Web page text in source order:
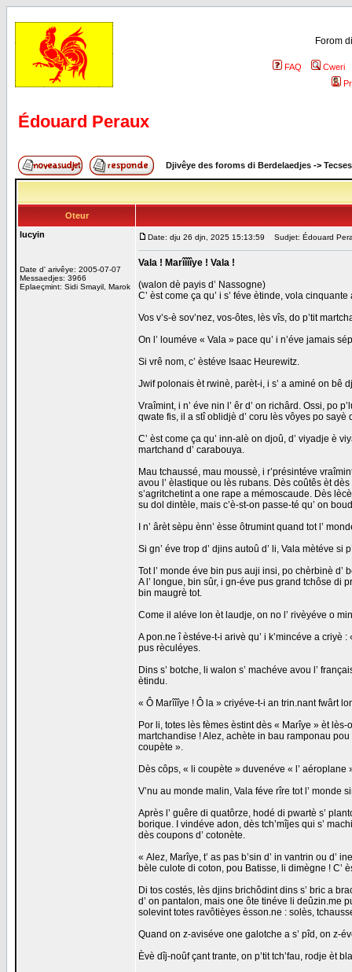
Forom
FAQ
Cweri
Édouard Peraux
Djivêye des foroms di Berdelaedjes ->
Oteur
lucyin
Date d' arivêye: 2005-07-07
Messaedjes: 3966
Eplaeçmint: Sidi Smayil, Marok
Date: dju 26 djn, 2025 15:13:59 Sudjet: Édouard
Vala ! Marîîîîye ! Vala !
(walon dè payis d’ Nassogne)
C’ èst come ça qu’ i s’ féve ètinde, vola
Vos v’s-è sov’nez, vos-ôtes, lès vîs, do p’tit
On l’ louméve « Vala » pace qu’ i n’éve jamais
Si vrê nom, c’ èstéve Isaac Heurewitz.
Jwif polonais èt rwinè, parèt-i, i s’ a aminé on bê
Vraîmint, i n’ éve nin l’ êr d’ on richârd. Ossi, po
qwate fis, il a stî oblidjè d’ coru lès vôyes po sayè
C’ èst come ça qu’ inn-alè on djoû, d’ viyadje è
martchand d’ carabouya.
Mau tchaussé, mau moussè, i r’présintéve
avou l’ èlastique ou lès rubans. Dès coûtês èt
s’agritchetint a one rape a mémoscaude. Dès
su dol dintèle, mais c’è-st-on passe-té qu’ on
I n’ ârèt sèpu ènn’ èsse ôtrumint quand tot l’
Si gn’ éve trop d’ djins autoû d’ li, Vala mètéve
Tot l’ monde éve bin pus auji insi, po chèrbinè d’
A l’ longue, bin sûr, i gn-éve pus grand tchôse di
bin maugrè tot.
Come il aléve lon èt laudje, on no l’ rivèyéve o
A pon.ne î èstéve-t-i arivè qu’ i k’mincéve a criyè
pus rèculéyes.
Dins s’ botche, li walon s’ machéve avou l’
ètindu.
« Ô Marîîîye ! Ô la » criyéve-t-i an trin.nant fwârt
Por li, totes lès fèmes èstint dès « Marîye » èt
martchandise ! Alez, achète in bau ramponau
coupète ».
Dès côps, « li coupète » duvenéve « l’ aéroplane
V’nu au monde malin, Vala féve rîre tot l’ monde
Après l’ guêre di quatôrze, hodé di pwartè s’
borique. I vindéve adon, dès tch’mîjes qui s’
dès coupons d’ cotonète.
« Alez, Marîye, t’ as pas b’sin d’ in vantrin ou d’
bèle culote di coton, pou Batisse, li dimègne ! C’
Di tos costés, lès djins brichôdint dins s’ bric a
d’ on pantalon, mais one ôte tinéve li deûzin.me
solevint totes ravôtièyes èsson.ne : solès,
Quand on z-aviséve one galotche a s’ pîd, on z-
Èvè dîj-noûf çant trante, on p’tit tch’fau, rodje èt